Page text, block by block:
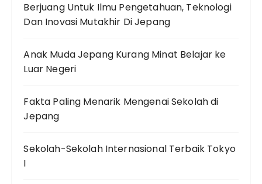
Berjuang Untuk Ilmu Pengetahuan, Teknologi
Dan Inovasi Mutakhir Di Jepang
Anak Muda Jepang Kurang Minat Belajar ke
Luar Negeri
Fakta Paling Menarik Mengenai Sekolah di
Jepang
Sekolah-Sekolah Internasional Terbaik Tokyo
I